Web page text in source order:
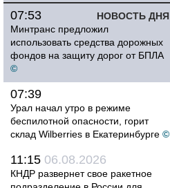
НОВОСТЬ ДНЯ
07:53
Минтранс предложил
использовать средства дорожных
фондов на защиту дорог от БПЛА
©
07:39
Урал начал утро в режиме
беспилотной опасности, горит
склад Wilberries в Екатеринбурге ©
11:15 06.08.2026
КНДР развернет свое ракетное